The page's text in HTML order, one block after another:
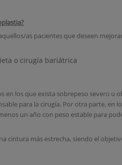
as pacientes que deseen
o cirugía bariátrica
en los que exista sobrepeso severo u
para la cirugía. Por otra parte, en
un año con peso estable para
cintura más estrecha, siendo el